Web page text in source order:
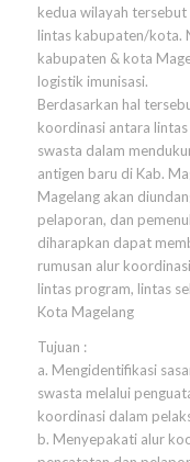
kedua wilayah tersebut
lintas kabupaten/kota.
kabupaten & kota
logistik imunisasi.
Berdasarkan hal
koordinasi antara
swasta dalam
antigen baru di Kab.
Magelang akan
pelaporan, dan
diharapkan dapat
rumusan alur
lintas program, lintas
Kota Magelang
Tujuan :
a. Mengidentifikasi
swasta melalui
koordinasi dalam
b. Menyepakati alur